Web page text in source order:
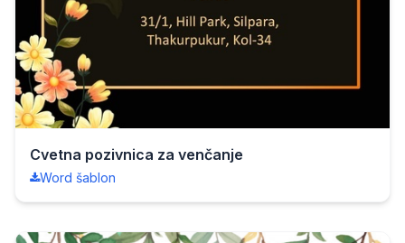
Cvetna pozivnica za venčanje
Word šablon